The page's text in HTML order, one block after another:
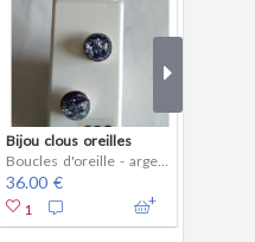
Bijou clous oreilles
Boucles d'oreille - argent
36.00 €
1